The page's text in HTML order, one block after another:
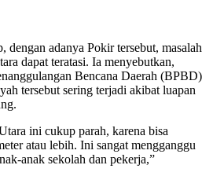
dengan adanya Pokir tersebut, masalah
dapat teratasi. Ia menyebutkan,
Bencana Daerah (BPBD)
tersebut sering terjadi akibat luapan
ini cukup parah, karena bisa
atau lebih. Ini sangat mengganggu
anak sekolah dan pekerja,”